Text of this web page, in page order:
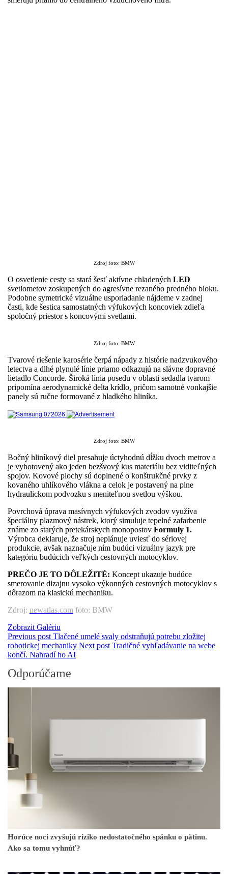
Zdroj foto: BMW
O osvetlenie cesty sa stará šesť aktívne chladených LED
svetlometov zoskupených do agresívne rezaného predného bloku.
Podobne symetrické vizuálne usporiadanie nájdeme v zadnej
časti, kde šestica samostatných výfukových koncoviek zdieľa
spoločný priestor s koncovými svetlami.
Zdroj foto: BMW
Tvarové riešenie karosérie čerpá nápady z histórie nadzvukového
letectva a dlhé plynulé línie priamo odkazujú na slávne dopravné
lietadlo Concorde. Široká línia posedu v oblasti sedadla tvarom
pripomína aerodynamické delta krídlo, pričom samotné vonkajšie
panely sú ručne formované z hladkého hliníka.
Zdroj foto: BMW
Bočný hliníkový diel presahuje úctyhodnú dĺžku dvoch metrov a
je vyhotovený ako jeden bezšvový kus materiálu bez viditeľných
spojov. Kovové plochy sú doplnené o konštrukčné prvky z
kovaného uhlíkového vlákna a celok je postavený na plne
hydraulickom podvozku s meniteľnou svetlou výškou.
Povrchová úprava masívnych výfukových zvodov využíva
špeciálny plazmový nástrek, ktorý simuluje tepelné zafarbenie
známe zo starých pretekárskych monopostov Formuly 1.
Výrobca deklaruje, že stroj neplánuje uviesť do sériovej
produkcie, avšak naznačuje ním budúci vizuálny jazyk pre
kategóriu budúcich veľkých cestovných motocyklov.
PREČO JE TO DÔLEŽITÉ: Koncept ukazuje budúce
smerovanie dizajnu vysoko výkonných cestovných motocyklov s
dôrazom na klasickú mechaniku.
Zdroj: newatlas.com foto: BMW
Zobrazit Galériu
Previous post Tlačené umelé svaly odstraňujú potrebu zložitej
robotickej mechaniky Next post Tradičné vyhľadávanie na webe
končí. Nahradí ho AI
Odporúčame
Horúce noci zvyšujú riziko nedostatočného spánku o pätinu.
Ako sa tomu vyhnúť?